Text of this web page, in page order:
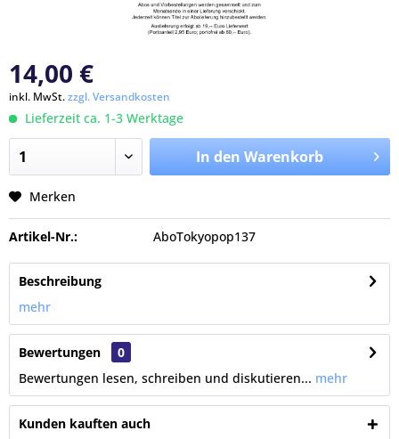
14,00 €
inkl. MwSt.zzgl. Versandkosten
Lieferzeit ca. 1-3 Werktage
In den Warenkorb
Merken
Artikel-Nr.: AboTokyopop137
Beschreibung
mehr
Bewertungen
0
Bewertungen lesen, schreiben und diskutieren... mehr
Kunden kauften auch